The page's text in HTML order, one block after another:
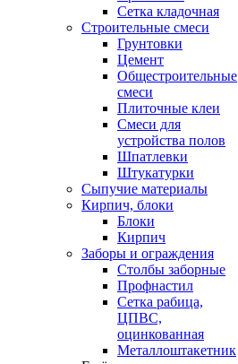
Сетка кладочная
Строительные смеси
Грунтовки
Цемент
Общестроительные
смеси
Плиточные клеи
Смеси для
устройства полов
Шпатлевки
Штукатурки
Сыпучие материалы
Кирпич, блоки
Блоки
Кирпич
Заборы и ограждения
Столбы заборные
Профнастил
Сетка рабица,
ЦПВС,
оцинкованная
Металлоштакетник